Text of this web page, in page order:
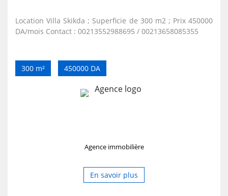
Location Villa Skikda ; Superficie de 300 m2 ; Prix 450000
DA/mois Contact : 00213552988695 / 00213658085355
300 m² 450000 DA
Agence immobilière
En savoir plus